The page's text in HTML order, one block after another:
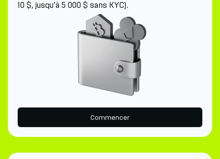
10 $, jusqu’à 5 000 $ sans KYC).
Commencer